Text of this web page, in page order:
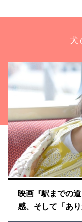
犬
映画『駅までの
感、そして「あり